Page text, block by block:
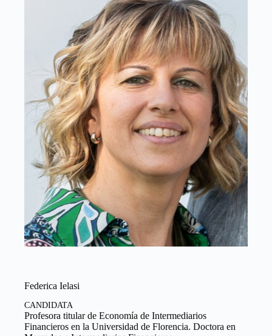
Federica Ielasi
CANDIDATA
Profesora titular de Economía de Intermediarios
Financieros en la Universidad de Florencia. Doctora en